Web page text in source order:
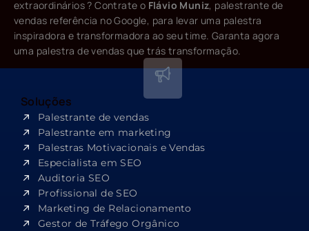
extraordinários ? Contrate o Flávio Muniz, palestrante de
vendas referência no Google, para levar uma palestra
inspiradora e transformadora ao seu time. Garanta agora
uma palestra de vendas que trás transformação.
Soluções
Palestrante de vendas
Palestrante em marketing
Palestras Motivacionais e Vendas
Especialista em SEO​
Auditoria SEO
Profissional de SEO
Marketing de Relacionamento
Gestor de Tráfego Orgânico